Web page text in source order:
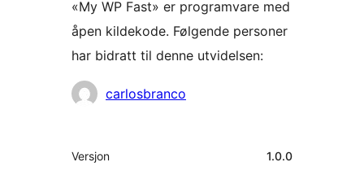
«My WP Fast» er programvare med
åpen kildekode. Følgende personer
har bidratt til denne utvidelsen:
Bidragsytere
carlosbranco
Meta
Versjon 1.0.0